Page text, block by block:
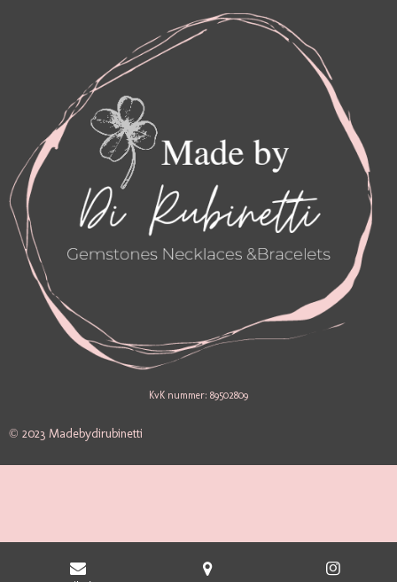
KvK nummer: 89502809
© 2023 Madebydirubinetti